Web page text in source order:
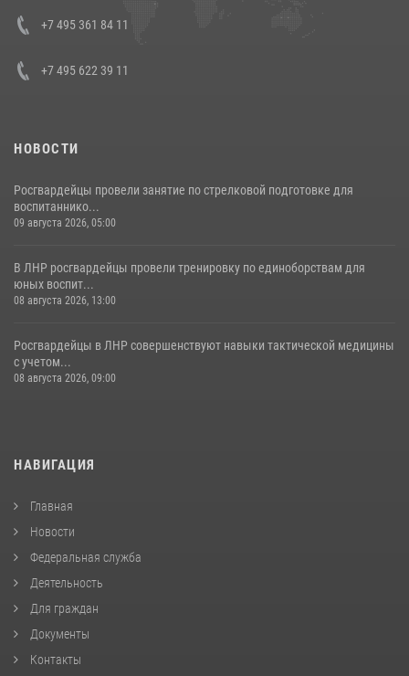
представителя Президента Российской Федерации в Северо-
Кавказском федеральном округе Виталием Кузнецовым
+7 495 361 84 11
+7 495 622 39 11
НОВОСТИ
Росгвардейцы провели занятие по стрелковой подготовке для
воспитаннико...
09 августа 2026, 05:00
В ЛНР росгвардейцы провели тренировку по единоборствам для
юных воспит...
08 августа 2026, 13:00
Росгвардейцы в ЛНР совершенствуют навыки тактической медицины
с учетом...
08 августа 2026, 09:00
НАВИГАЦИЯ
Главная
Новости
Федеральная служба
Деятельность
Для граждан
Документы
Контакты